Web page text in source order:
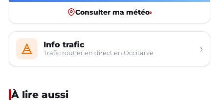
Consulter ma météo›
Info trafic
Trafic routier en direct en Occitanie ›
À lire aussi